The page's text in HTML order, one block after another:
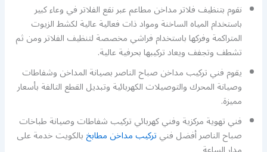
نقوم بتنظيف فلاتر مداخن مطاعم عبر نقع الفلاتر في وعاء كبير
باستخدام المياه الساخنة ومواد ذات فعالية عالية لكشط الزيوت
المتراكمة وفركها باستخدام فراشي مخصصة لتنظيف الفلاتر ومن ثم
تشطف وتجفف ويعاد تركيبها بحرفية عالية.
يقوم فني تركيب مداخن صباح الناصر بصيانة المداخن وشفاطات
وصيانة المحرك والتوصيلات الكهربائية وتبديل القطع التالفة بأسعار
مميزة.
فني تهوية مركزية وفني كهربائي تركيب شفاطات وصيانة طباخات
صباح الناصر أفضل فنيتركيب مداخن مطابخبالكويت خدمة على